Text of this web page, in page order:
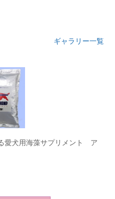
ギャラリー一覧
愛犬用海藻サプリメント ア